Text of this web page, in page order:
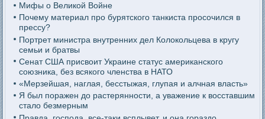
Мифы о Великой Войне
Почему материал про бурятского танкиста просочился в
прессу?
Портрет министра внутренних дел Колокольцева в кругу
семьи и братвы
Сенат США присвоит Украине статус американского
союзника, без всякого членства в НАТО
«Мерзейшая, наглая, бесстыжая, глупая и алчная власть»
Я был поражен до растерянности, а уважение к восставшим
стало безмерным